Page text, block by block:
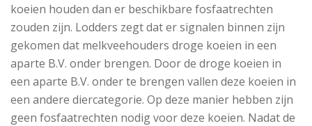
koeien houden dan er beschikbare fosfaatrechten
zouden zijn. Lodders zegt dat er signalen binnen zijn
gekomen dat melkveehouders droge koeien in een
aparte B.V. onder brengen. Door de droge koeien in
een aparte B.V. onder te brengen vallen deze koeien in
een andere diercategorie. Op deze manier hebben zijn
geen fosfaatrechten nodig voor deze koeien. Nadat de